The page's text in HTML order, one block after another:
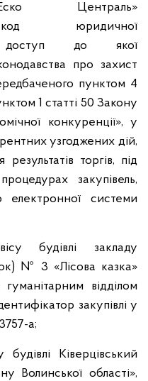
Централь»
код юридичної
доступ до якої
про захист
пунктом 4
1 статті 50 Закону
конкуренції», у
узгоджених дій,
торгів, під
закупівель,
системи
будівлі закладу
№ 3 «Лісова казка»
відділом
закупівлі у
a;
Ківерцівський
області»,